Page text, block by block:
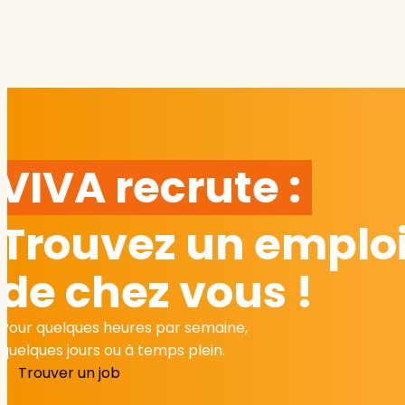
recrute :
Trouvez un
de chez vous !
Pour quelques heures par semaine,
quelques jours ou à temps plein.
Trouver un job